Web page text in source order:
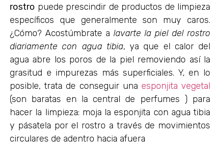
rostro puede prescindir de productos de limpieza
específicos que generalmente son muy caros.
¿Cómo? Acostúmbrate a lavarte la piel del rostro
diariamente con agua tibia, ya que el calor del
agua abre los poros de la piel removiendo así la
grasitud e impurezas más superficiales. Y, en lo
posible, trata de conseguir una esponjita vegetal
(son baratas en la central de perfumes ) para
hacer la limpieza: moja la esponjita con agua tibia
y pásatela por el rostro a través de movimientos
circulares de adentro hacia afuera